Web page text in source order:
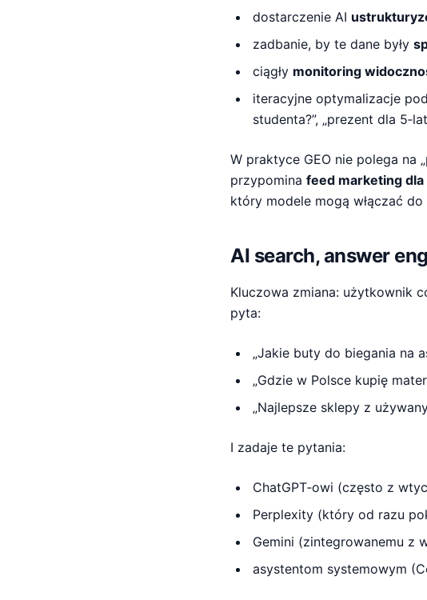
dostarczenie AI
zadbanie, by te dane były
ciągły monitoring
iteracyjne optymalizacje
studenta?”, „prezent dla
W praktyce GEO nie polega na
przypomina feed marketing dla
który modele mogą włączać
AI search, answer
Kluczowa zmiana: użytkownik
pyta:
„Jakie buty do biegania na
„Gdzie w Polsce kupię
„Najlepsze sklepy z
I zadaje te pytania:
ChatGPT‑owi (często z
Perplexity (który od razu
Gemini (zintegrowanemu z
asystentom systemowym